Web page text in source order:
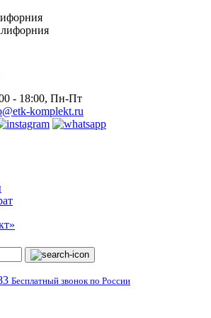
- 18:00, Пн-Пт
komplekt.ru
Бесплатный звонок по России